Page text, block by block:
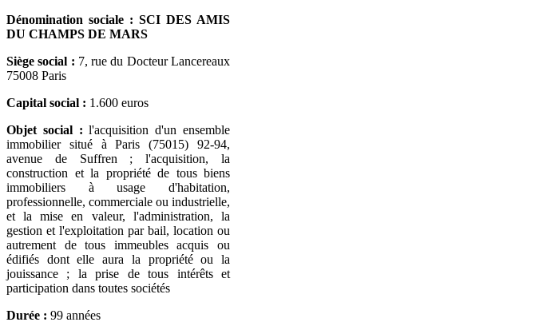
Dénomination sociale : SCI DES AMIS
DU CHAMPS DE MARS
Siège social : 7, rue du Docteur Lancereaux
75008 Paris
Capital social : 1.600 euros
Objet social : l'acquisition d'un ensemble
immobilier situé à Paris (75015) 92-94,
avenue de Suffren ; l'acquisition, la
construction et la propriété de tous biens
immobiliers à usage d'habitation,
professionnelle, commerciale ou industrielle,
et la mise en valeur, l'administration, la
gestion et l'exploitation par bail, location ou
autrement de tous immeubles acquis ou
édifiés dont elle aura la propriété ou la
jouissance ; la prise de tous intérêts et
participation dans toutes sociétés
Durée : 99 années